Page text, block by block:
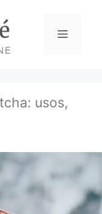
Menu
usos,